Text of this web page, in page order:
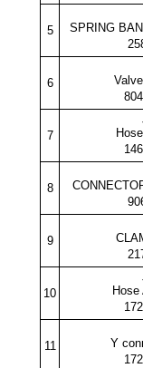
5
SPRING
6
7
8
9
10
11
Y